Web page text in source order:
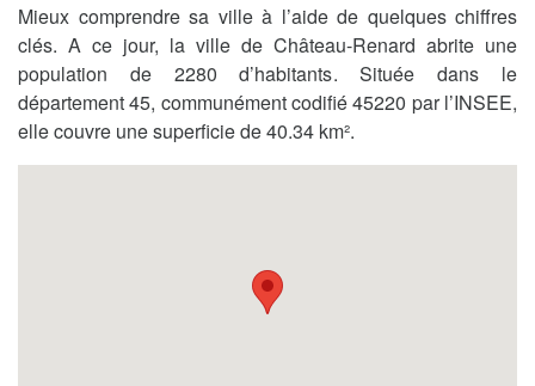
Mieux comprendre sa ville à l’aide de quelques chiffres
clés. A ce jour, la ville de Château-Renard abrite une
population de 2280 d’habitants. Située dans le
département 45, communément codifié 45220 par l’INSEE,
elle couvre une superficie de 40.34 km².